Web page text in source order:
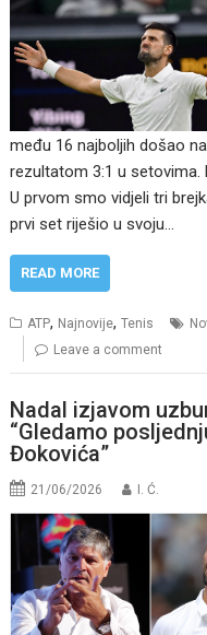
među 16 najboljih došao
rezultatom 3:1 u setovima.
U prvom smo vidjeli tri
prvi set riješio u svoju…
READ MORE
ATP, Najnovije,Tenis
Leave a comment
Nadal izjavom
“Gledamo
Đokovića”
21/06/2026 I. Ć.